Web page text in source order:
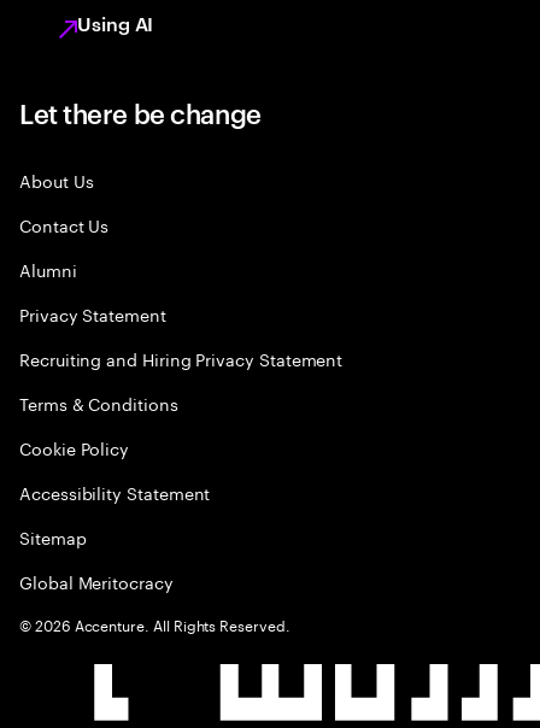
Using AI
Let there be change
About Us
Contact Us
Alumni
Privacy Statement
Recruiting and Hiring Privacy Statement
Terms & Conditions
Cookie Policy
Accessibility Statement
Sitemap
Global Meritocracy
©2026 Accenture. All Rights Reserved.